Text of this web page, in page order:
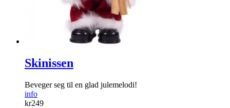
Skinissen
Beveger seg til en glad julemelodi!
info
kr249